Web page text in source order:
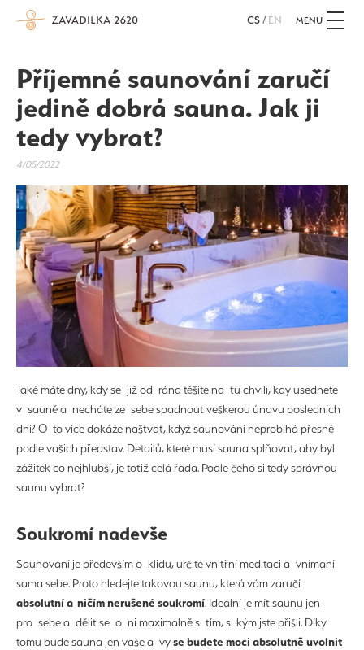
CS/ EN MENU
Příjemné saunování zaručí
jedině dobrá sauna. Jak ji
tedy vybrat?
4/05/2022
Také máte dny, kdy se již od rána těšíte na tu chvíli, kdy usednete
v sauně a necháte ze sebe spadnout veškerou únavu posledních
dní? O to více dokáže naštvat, když saunování neprobíhá přesně
podle vašich představ. Detailů, které musí sauna splňovat, aby byl
zážitek co nejhlubší, je totiž celá řada. Podle čeho si tedy správnou
saunu vybrat?
Soukromí nadevše
Saunování je především o klidu, určité vnitřní meditaci a vnímání
sama sebe. Proto hledejte takovou saunu, která vám zaručí
absolutní a ničím nerušené soukromí. Ideální je mít saunu jen
pro sebe a dělit se o ni maximálně s tím, s kým jste přišli. Díky
tomu bude sauna jen vaše a vyse budete moci absolutně uvolnit